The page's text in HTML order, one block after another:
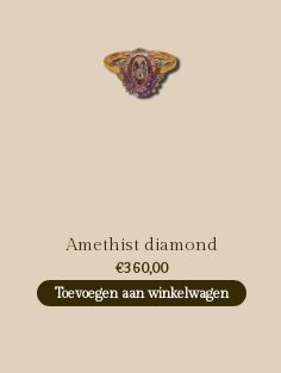
Amethist diamond
€360,00
Toevoegen aan winkelwagen